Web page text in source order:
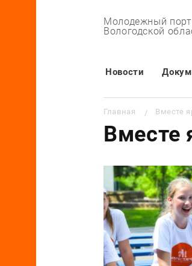
Молодежный
Вологодской
Основная
Новости
Строка
Главная Вместе
Вместе